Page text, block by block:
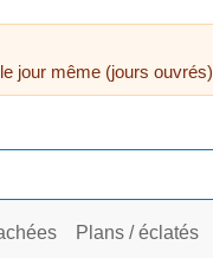
jour même (jours ouvrés)
Plans / éclatés